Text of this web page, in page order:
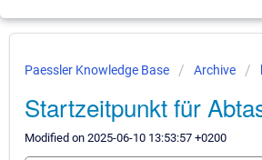
Paessler Knowledge Base Archive
Startzeitpunkt für
Modified on 2025-06-10 13:53:57 +0200